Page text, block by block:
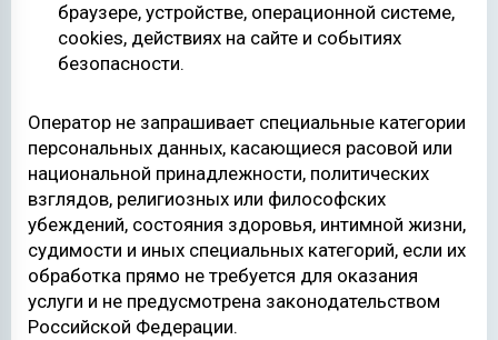
браузере, устройстве, операционной системе,
cookies, действиях на сайте и событиях
безопасности.
Оператор не запрашивает специальные категории
персональных данных, касающиеся расовой или
национальной принадлежности, политических
взглядов, религиозных или философских
убеждений, состояния здоровья, интимной жизни,
судимости и иных специальных категорий, если их
обработка прямо не требуется для оказания
услуги и не предусмотрена законодательством
Российской Федерации.